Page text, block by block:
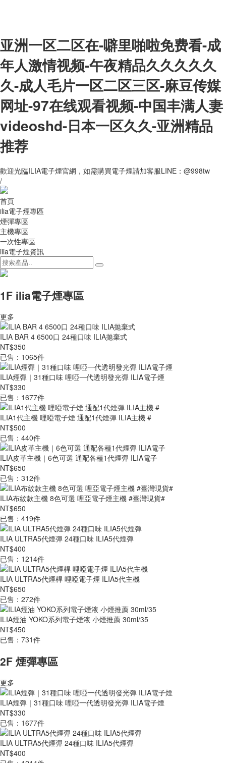
亚洲一区二区在-噼里啪啦免费看-成
年人激情视频-午夜精品久久久久久
久-成人毛片一区二区三区-麻豆传媒
网址-97在线观看视频-中国丰满人妻
videoshd-日本一区久久-亚洲精品
推荐
歡迎光臨ILIA電子煙官網，如需購買電子煙請加客服LINE：@998tw
/
首頁
ilia電子煙專區
煙彈專區
主機專區
一次性專區
ilia電子煙資訊
1F ilia電子煙專區
更多
ILIA BAR 4 6500口 24種口味 ILIA拋棄式
NT$350
已售：1065件
ILIA煙彈｜31種口味 哩啞一代透明發光彈 ILIA電子煙
NT$330
已售：1677件
ILIA1代主機 哩啞電子煙 通配1代煙彈 ILIA主機 #
NT$500
已售：440件
ILIA皮革主機｜6色可選 通配各種1代煙彈 ILIA電子
NT$650
已售：312件
ILIA布紋款主機 8色可選 哩亞電子煙主機 #臺灣現貨#
NT$650
已售：419件
ILIA ULTRA5代煙彈 24種口味 ILIA5代煙彈
NT$400
已售：1214件
ILIA ULTRA5代煙桿 哩啞電子煙 ILIA5代主機
NT$650
已售：272件
ILIA煙油 YOKO系列電子煙液 小煙推薦 30ml/35
NT$450
已售：731件
2F 煙彈專區
更多
ILIA煙彈｜31種口味 哩啞一代透明發光彈 ILIA電子煙
NT$330
已售：1677件
ILIA ULTRA5代煙彈 24種口味 ILIA5代煙彈
NT$400